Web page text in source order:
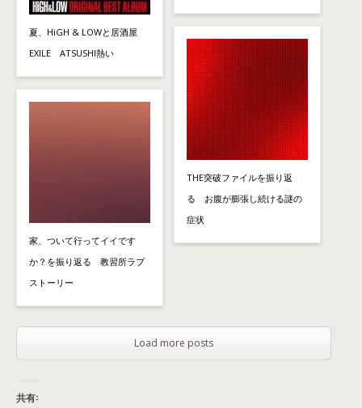
夏、HiGH & LOWと居酒屋
EXILE ATSUSHI熱い
家、ついて行ってイイです
か？を振り返る 教習所ラブ
ストーリー
THE突破ファイルを振り返
る お腹が膨張し続ける謎の
症状
Load more posts
共有: